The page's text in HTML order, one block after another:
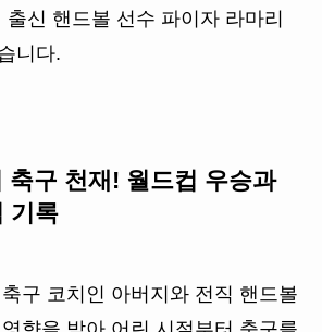
출신 핸드볼 선수 파이자 라마리
니다.
축구 천재! 월드컵 우승과
기록
구 코치인 아버지와 전직 핸드볼